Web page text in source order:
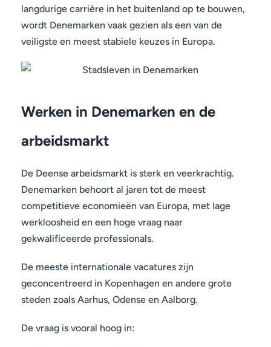
langdurige carrière in het buitenland op te bouwen,
wordt Denemarken vaak gezien als een van de
veiligste en meest stabiele keuzes in Europa.
Werken in Denemarken en de
arbeidsmarkt
De Deense arbeidsmarkt is sterk en veerkrachtig.
Denemarken behoort al jaren tot de meest
competitieve economieën van Europa, met lage
werkloosheid en een hoge vraag naar
gekwalificeerde professionals.
De meeste internationale vacatures zijn
geconcentreerd in Kopenhagen en andere grote
steden zoals Aarhus, Odense en Aalborg.
De vraag is vooral hoog in: